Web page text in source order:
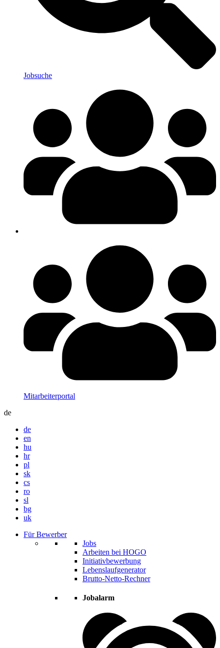
Jobsuche
Mitarbeiterportal
de
de
en
hu
hr
pl
sk
cs
ro
sl
bg
uk
Für Bewerber
Jobs
Arbeiten bei HOGO
Initiativbewerbung
Lebenslaufgenerator
Brutto-Netto-Rechner
Jobalarm